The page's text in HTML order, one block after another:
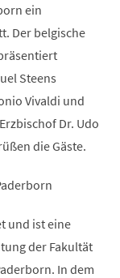
ein
Der belgische
Steens
Vivaldi und
Dr. Udo
die Gäste.
und ist eine
der Fakultät
In dem